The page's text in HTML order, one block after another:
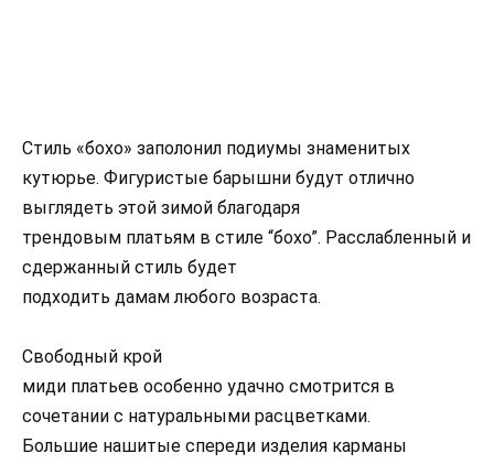
Стиль «бохо» заполонил подиумы знаменитых
кутюрье. Фигуристые барышни будут отлично
выглядеть этой зимой благодаря
трендовым платьям в стиле “бохо”. Расслабленный и
сдержанный стиль будет
подходить дамам любого возраста.
Свободный крой
миди платьев особенно удачно смотрится в
сочетании с натуральными расцветками.
Большие нашитые спереди изделия карманы